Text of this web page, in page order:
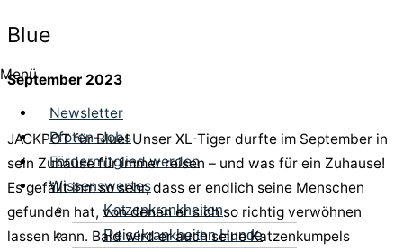
Menü
Newsletter
Pfoten-Jobs
Fördermitglied werden
Wissenswertes
Katzenkrankheiten
Reisekrankheiten Hunde
Blue
September 2023
JACKPOT für Blue! Unser XL-Tiger durfte im September in
sein Zuhause für immer reisen – und was für ein Zuhause!
Es gefällt ihm so sehr, dass er endlich seine Menschen
gefunden hat, von denen er sich so richtig verwöhnen
lassen kann. Bald wird er auch seine Katzenkumpels